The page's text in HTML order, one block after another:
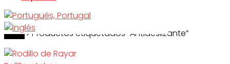
search
Inicio Productos etiquetados “Antideslizante”